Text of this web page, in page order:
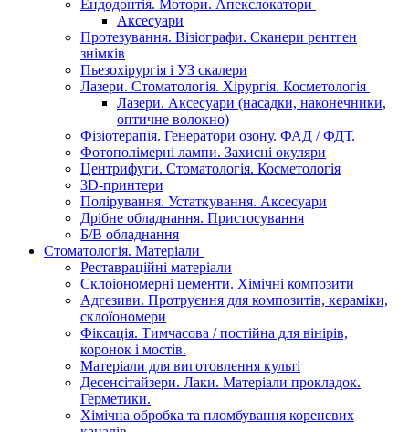
Ендодонтія. Мотори. Апекслокатори
Аксесуари
Протезування. Візіографи. Сканери рентген
знімків
Пьезохірургія і УЗ cкалери
Лазери. Стоматологія. Хірургія. Косметологія
Лазери. Аксесуари (насадки, наконечники,
оптичне волокно)
Фізіотерапія. Генератори озону. ФАД / ФДТ.
Фотополімерні лампи. Захисні окуляри
Центрифуги. Стоматологія. Косметологія
3D-принтери
Полірування. Устаткування. Аксесуари
Дрібне обладнання. Пристосування
Б/В обладнання
Стоматологія. Матеріали
Реставраційні матеріали
Склоіономерні цементи. Хімічні композити
Адгезиви. Протруєння для композитів, кераміки,
склоїономери
Фіксація. Тимчасова / постійна для вінірів,
коронок і мостів.
Матеріали для виготовлення культі
Десенсітайзери. Лаки. Матеріали прокладок.
Герметики.
Хімічна обробка та пломбування кореневих